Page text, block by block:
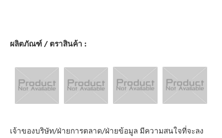
ผลิตภัณฑ์ / ตราสินค้า :
เจ้าของบริษัท/ฝ่ายการตลาด/ฝ่ายข้อมูล มีความสนใจที่จะลง